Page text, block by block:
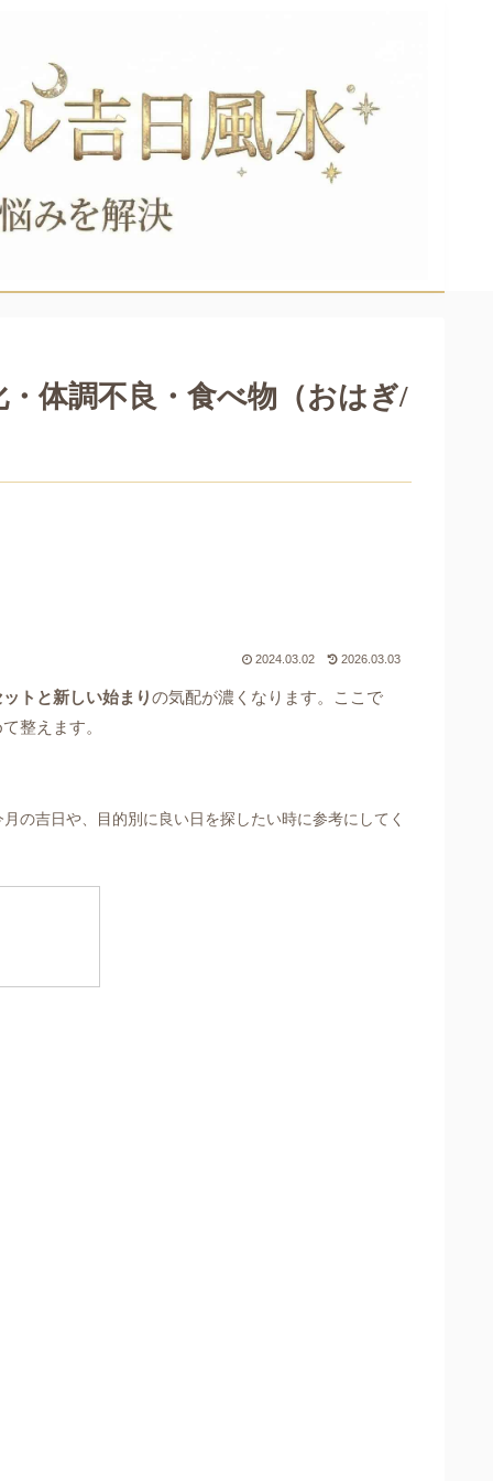
体調不良・食べ物（おはぎ/
2024.03.02 2026.03.03
トと新しい始まりの気配が濃くなります。ここで
整えます。
の吉日や、目的別に良い日を探したい時に参考にしてく